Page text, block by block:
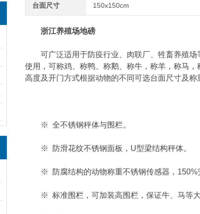
台面尺寸 150x150cm
浙江养殖场地磅
可广泛适用于防疫行业、肉联厂、牲畜养殖场
使用，可称鸡、称鸭、称鹅、称牛，称羊，称马
高度及开门方式根据动物的不同可选台面尺寸及称
※ 全不锈钢秤体与围栏。
※ 防滑花纹不锈钢面板，U型梁结构秤体。
※ 防腐结构的动物称重不锈钢传感器，150%
※ 标准围栏，可加装高围栏，保证牛、马等大